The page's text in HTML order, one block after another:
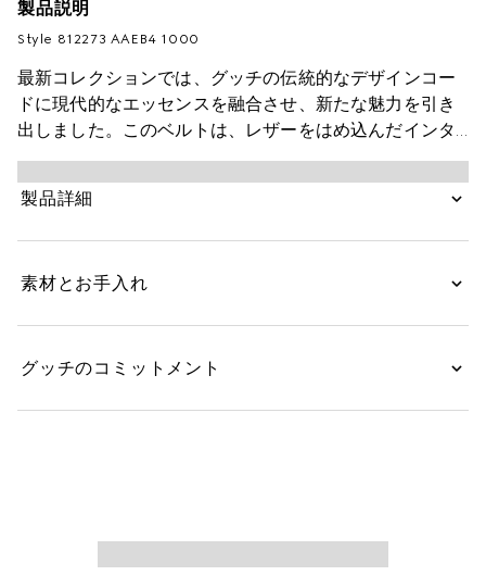
製品説明
Style ‎812273 AAEB4 1000
最新コレクションでは、グッチの伝統的なデザインコー
ドに現代的なエッセンスを融合させ、新たな魅力を引き
出しました。このベルトは、レザーをはめ込んだインタ
ーロッキングG バックルがデザインのポイントです。片
面にブラック GGスプリーム キャンバス、もう片面にブ
ラック レザーを配し、それぞれ異なる表情を演出してい
製品詳細
素材とお手入れ
グッチのコミットメント